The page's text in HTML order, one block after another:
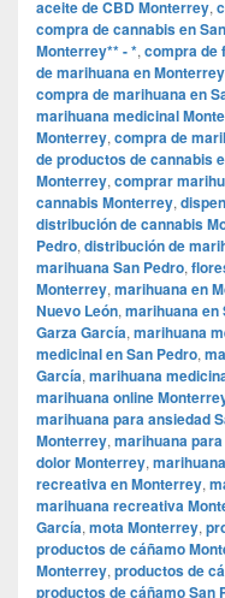
aceite de CBD Monterrey,
compra de cannabis en
Monterrey** - *, compra de
de marihuana en Monterrey
compra de marihuana en
marihuana medicinal
Monterrey, compra de
de productos de cannabis
Monterrey, comprar
cannabis Monterrey,
distribución de cannabis
Pedro, distribución de
marihuana San Pedro,
Monterrey, marihuana en
Nuevo León, marihuana en
Garza García, marihuana
medicinal en San Pedro,
García, marihuana
marihuana online
marihuana para ansiedad
Monterrey, marihuana
dolor Monterrey,
recreativa en Monterrey,
marihuana recreativa
García, mota Monterrey,
productos de cáñamo
Monterrey, productos de
productos de cáñamo San